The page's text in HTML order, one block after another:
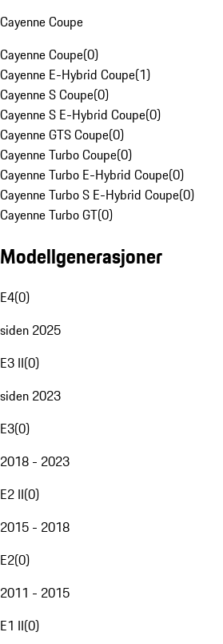
Cayenne Coupe
Cayenne Coupe(0)
Cayenne E-Hybrid Coupe(1)
Cayenne S Coupe(0)
Cayenne S E-Hybrid Coupe(0)
Cayenne GTS Coupe(0)
Cayenne Turbo Coupe(0)
Cayenne Turbo E-Hybrid Coupe(0)
Cayenne Turbo S E-Hybrid Coupe(0)
Cayenne Turbo GT(0)
Modellgenerasjoner
E4(0)
siden 2025
E3 II(0)
siden 2023
E3(0)
2018 - 2023
E2 II(0)
2015 - 2018
E2(0)
2011 - 2015
E1 II(0)